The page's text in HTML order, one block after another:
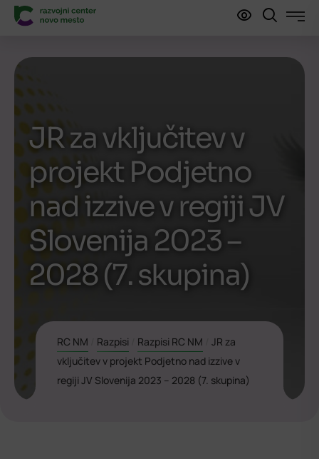
JR za vključitev v
projekt Podjetno
nad izzive v regiji JV
Slovenija 2023 –
2028 (7. skupina)
RC NM Razpisi Razpisi RC NM
JR za
vključitev v projekt Podjetno nad izzive v
regiji JV Slovenija 2023 – 2028 (7. skupina)